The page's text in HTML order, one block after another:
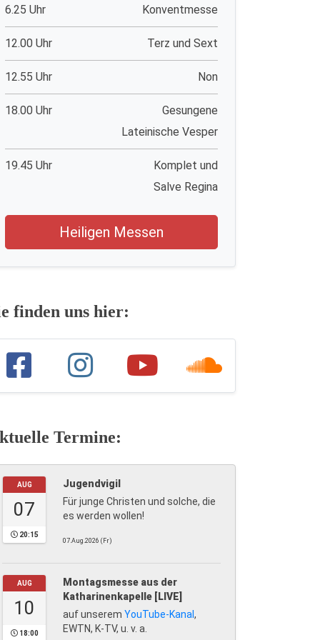
6.25 Uhr Konventmesse
12.00 Uhr Terz und Sext
12.55 Uhr Non
18.00 Uhr
Gesungene
Lateinische Vesper
19.45 Uhr
Komplet und
Salve Regina
Heiligen Messen
finden uns hier:
Termine:
AUG
07
20:15
Jugendvigil
Für junge Christen und solche, die
es werden wollen!
07.Aug.2026 (Fr)
AUG
10
18:00
Montagsmesse aus der
Katharinenkapelle [LIVE]
auf unserem YouTube-Kanal ,
EWTN, K-TV, u. v. a.